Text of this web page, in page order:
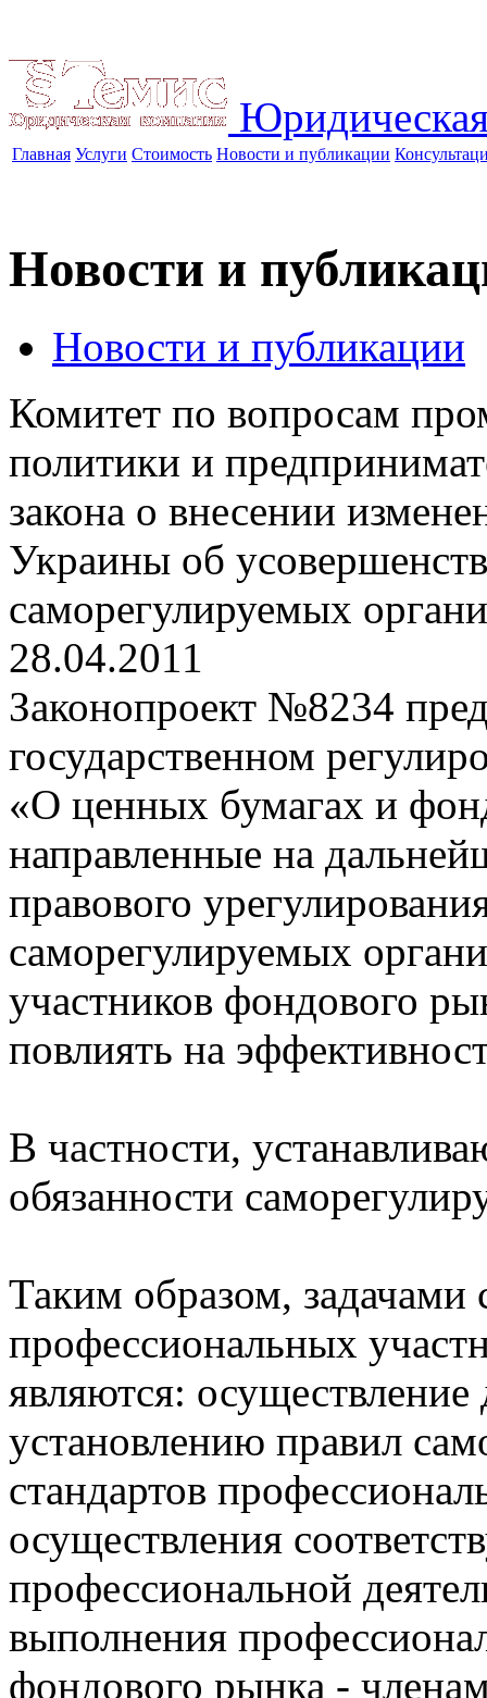
Главная Услуги Стоимость Новости и публикации
Новости и
Новости и публикации
Комитет по вопросам
политики и
закона о внесении
Украины об
саморегулируемых
28.04.2011
Законопроект №8234
государственном
«О ценных бумагах и
направленные на
правового
саморегулируемых
участников фондового
повлиять на
В частности,
обязанности
Таким образом, задачами
профессиональных
являются: осуществление
установлению правил
стандартов
осуществления
профессиональной
выполнения
фондового рынка -